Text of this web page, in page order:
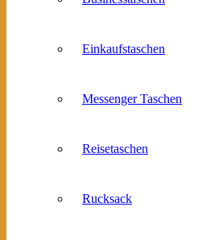
Einkaufstaschen
Messenger Taschen
Reisetaschen
Rucksack